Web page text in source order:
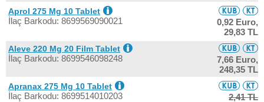
Aprol 275 Mg 10 Tablet
İlaç Barkodu: 8699569090021
0,92 Euro,
29,83 TL
Aleve 220 Mg 20 Film Tablet
İlaç Barkodu: 8699546098248
7,66 Euro,
248,35 TL
Apranax 275 Mg 10 Tablet
İlaç Barkodu: 8699514010203 2,41 TL